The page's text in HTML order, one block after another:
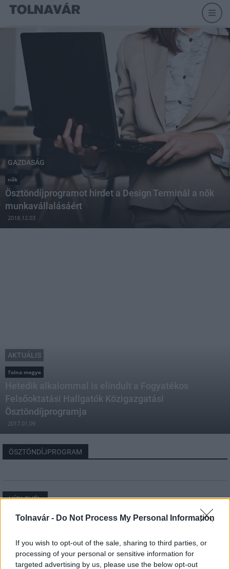
Tolnavár - Do Not Process My Personal Information
If you wish to opt-out of the sale, sharing to third parties, or
processing of your personal or sensitive information for
targeted advertising by us, please use the below opt-out
GAZDASÁG
nők
Ösztöndíjprogramot hirdet a Design Terminál a nők
munkavállalásáért
2018.12.03
AKTUÁLIS
Tolna megye
Felsőoktatási Hallgatók Közigazgatási
Ösztöndíjprogramja
2017.01.09
ÖSZTÖNDÍJPROGRAM
HÍRLEVÉL
E-mail cím